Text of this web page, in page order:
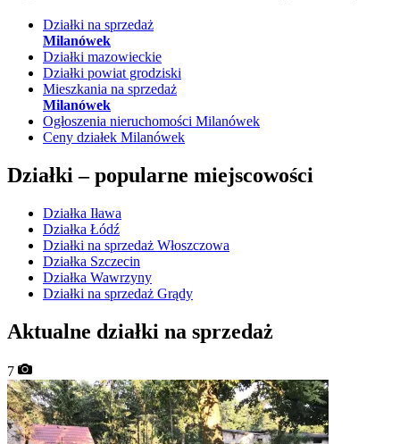
Działki na sprzedaż
Milanówek
Działki mazowieckie
Działki powiat grodziski
Mieszkania na sprzedaż
Milanówek
Ogłoszenia nieruchomości Milanówek
Ceny działek Milanówek
Działki –popularne miejscowości
Działka Iława
Działka Łódź
Działki na sprzedaż Włoszczowa
Działka Szczecin
Działka Wawrzyny
Działki na sprzedaż Grądy
Aktualne działki na sprzedaż
7